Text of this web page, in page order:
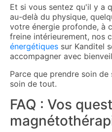
Et si vous sentez qu'il y a
au-delà du physique,
votre énergie profonde, à
freine intérieurement, nos
énergétiques sur Kanditel
accompagner avec
Parce que prendre soin
soin de tout.
FAQ : Vos